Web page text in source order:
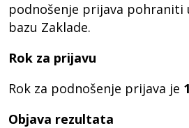
podnošenje prijava pohraniti
bazu Zaklade.
Rok za prijavu
Rok za podnošenje prijava je
Objava rezultata